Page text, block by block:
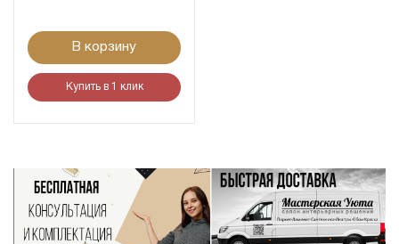
В корзину
Купить в 1 клик